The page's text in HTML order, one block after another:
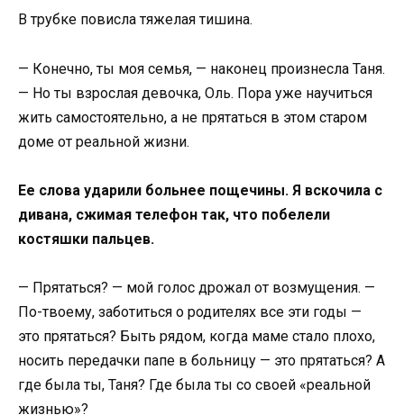
В трубке повисла тяжелая тишина.
— Конечно, ты моя семья, — наконец произнесла Таня.
— Но ты взрослая девочка, Оль. Пора уже научиться
жить самостоятельно, а не прятаться в этом старом
доме от реальной жизни.
Ее слова ударили больнее пощечины. Я вскочила с
дивана, сжимая телефон так, что побелели
костяшки пальцев.
— Прятаться? — мой голос дрожал от возмущения. —
По-твоему, заботиться о родителях все эти годы —
это прятаться? Быть рядом, когда маме стало плохо,
носить передачки папе в больницу — это прятаться? А
где была ты, Таня? Где была ты со своей «реальной
жизнью»?